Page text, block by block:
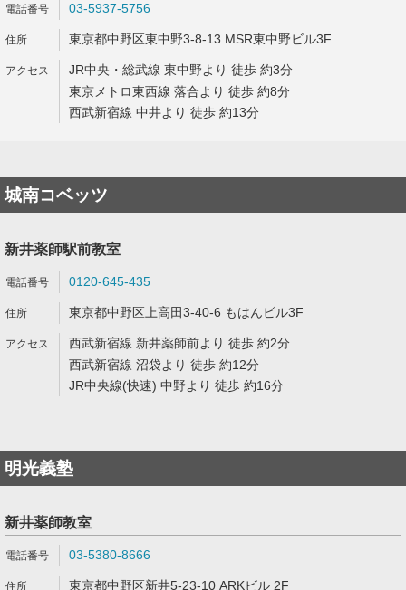
03-5937-5756
東京都中野区東中野3-8-13 MSR東中野ビル3F
JR中央・総武線 東中野より 徒歩 約3分
東京メトロ東西線 落合より 徒歩 約8分
西武新宿線 中井より 徒歩 約13分
城南コベッツ
新井薬師駅前教室
0120-645-435
東京都中野区上高田3-40-6 もはんビル3F
西武新宿線 新井薬師前より 徒歩 約2分
西武新宿線 沼袋より 徒歩 約12分
JR中央線(快速) 中野より 徒歩 約16分
明光義塾
新井薬師教室
03-5380-8666
東京都中野区新井5-23-10 ARKビル 2F